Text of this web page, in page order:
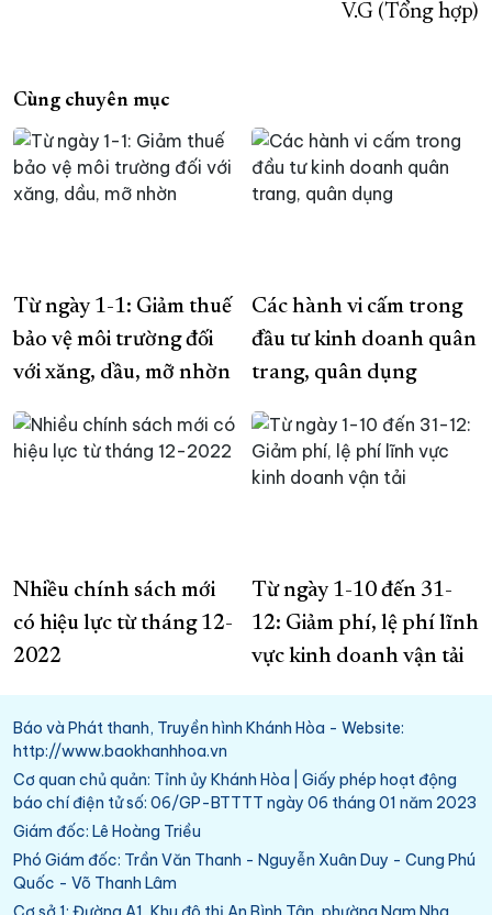
V.G (Tổng hợp)
Cùng chuyên mục
Từ ngày 1-1: Giảm thuế
bảo vệ môi trường đối
với xăng, dầu, mỡ nhờn
Các hành vi cấm trong
đầu tư kinh doanh quân
trang, quân dụng
Nhiều chính sách mới
có hiệu lực từ tháng 12-
2022
Từ ngày 1-10 đến 31-
12: Giảm phí, lệ phí lĩnh
vực kinh doanh vận tải
Báo và Phát thanh, Truyền hình Khánh Hòa - Website:
http://www.baokhanhhoa.vn
Cơ quan chủ quản: Tỉnh ủy Khánh Hòa | Giấy phép hoạt động
báo chí điện tử số: 06/GP-BTTTT ngày 06 tháng 01 năm 2023
Giám đốc: Lê Hoàng Triều
Phó Giám đốc: Trần Văn Thanh - Nguyễn Xuân Duy - Cung Phú
Quốc - Võ Thanh Lâm